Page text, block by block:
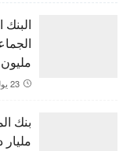
البنك
مليون
23 يوليو 2026
مليار